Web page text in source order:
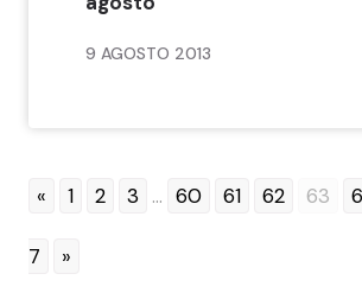
9 AGOSTO 2013
« 1 2 3 ... 60 61 62 63
7 »